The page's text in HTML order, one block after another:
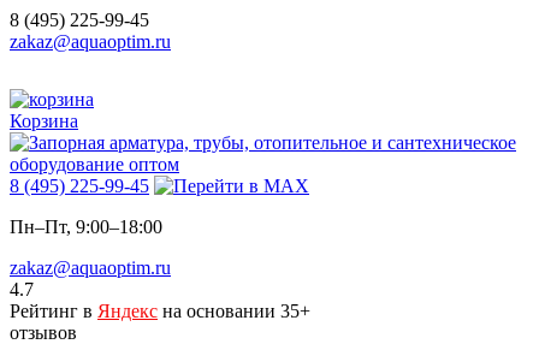
8 (495) 225-99-45
zakaz@aquaoptim.ru
Корзина
8 (495) 225-99-45
Пн–Пт, 9:00–18:00
zakaz@aquaoptim.ru
4.7
Рейтинг в Яндекс на основании 35+
отзывов